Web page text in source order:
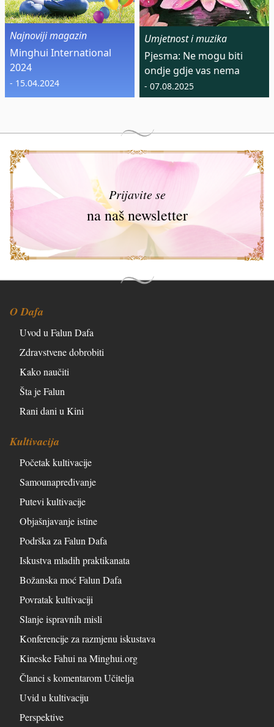
Najnoviji magazin
Minghui International
2024
- 15.04.2024
Umjetnost i muzika
Pjesma: Ne mogu biti
ondje gdje vas nema
- 07.08.2025
Prijavite se
na naš newsletter
O Dafa
Uvod u Falun Dafa
Zdravstvene dobrobiti
Kako naučiti
Šta je Falun
Rani dani u Kini
Kultivacija
Početak kultivacije
Samounapređivanje
Putevi kultivacije
Objašnjavanje istine
Podrška za Falun Dafa
Iskustva mladih praktikanata
Božanska moć Falun Dafa
Povratak kultivaciji
Slanje ispravnih misli
Konferencije za razmjenu iskustava
Kineske Fahui na Minghui.org
Članci s komentarom Učitelja
Uvid u kultivaciju
Perspektive